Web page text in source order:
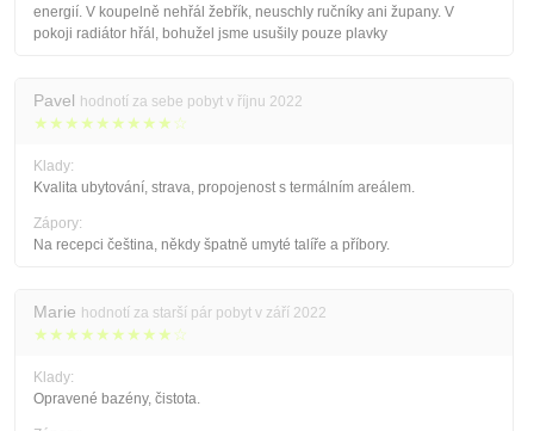
energií. V koupelně nehřál žebřík, neuschly ručníky ani župany. V
pokoji radiátor hřál, bohužel jsme usušily pouze plavky
Pavel hodnotí za sebe pobyt v říjnu 2022
★★★★★★★★★☆
Klady:
Kvalita ubytování, strava, propojenost s termálním areálem.
Zápory:
Na recepci čeština, někdy špatně umyté talíře a příbory.
Marie hodnotí za starší pár pobyt v září 2022
★★★★★★★★★☆
Klady:
Opravené bazény, čistota.